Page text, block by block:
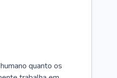
quanto os